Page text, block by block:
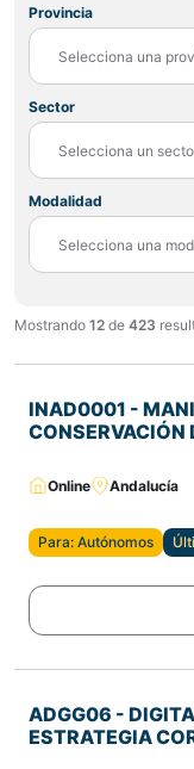
Provincia
Sector
Modalidad
Mostrando 12 de 423
INAD0001 -
CONSERVACIÓN
Online Andalucía
Para: Autónomos
ADGG06 -
ESTRATEGIA